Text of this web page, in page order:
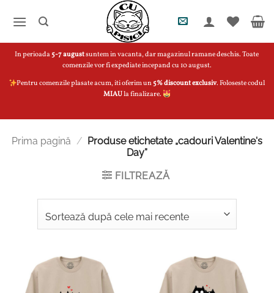
In perioada5-7 augustsuntem in vacanta, dar magazinul ramane deschis. Toate
comenzile vor fi expediate incepand cu 10 august.
Pentru comenzile plasate acum, iti oferim un5% discount exclusiv. Foloseste codul
MIAUla finalizare.
Prima pagină / Produse etichetate „cadouri Valentine's
Day”
FILTREAZĂ